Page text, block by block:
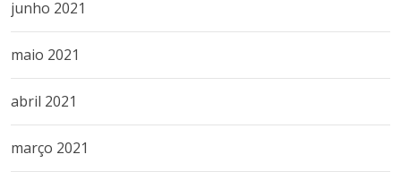
junho 2021
maio 2021
abril 2021
março 2021